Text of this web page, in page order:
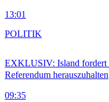
13:01
EXKLUSIV: Island fordert
Referendum herauszuhalten
09:35
POLITIK